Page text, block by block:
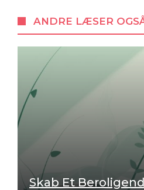
r
n
a
e
:
ANDRE LÆSER
Skab Et